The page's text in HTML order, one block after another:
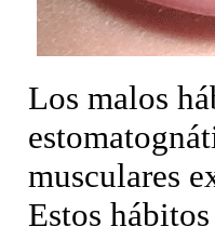
Los malos
musculares
Estos